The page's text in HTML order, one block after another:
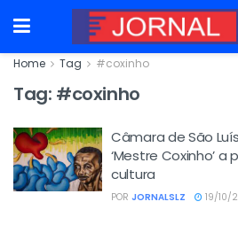
Home Tag #coxinho
Tag: #coxinho
Câmara de São
‘Mestre Coxinho’
cultura
POR JORNALSLZ 19/10/